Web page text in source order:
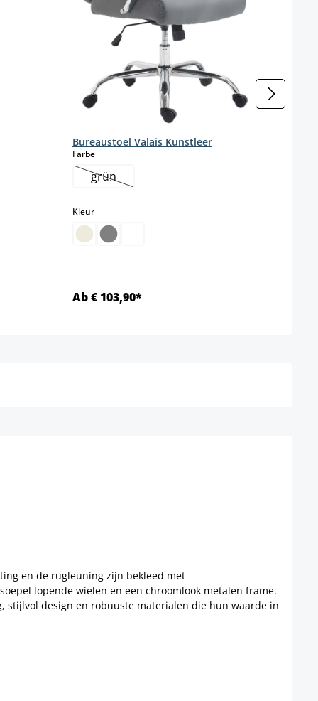
Bureaustoel Valais Kunstleer
Farbeselect
grün(Deze optie is momenteel niet beschikbaar.)
Kleurselect
Ab € 103,90*
en de rugleuning zijn bekleed met
lopende wielen en een chroomlook metalen frame.
stijlvol design en robuuste materialen die hun waarde in